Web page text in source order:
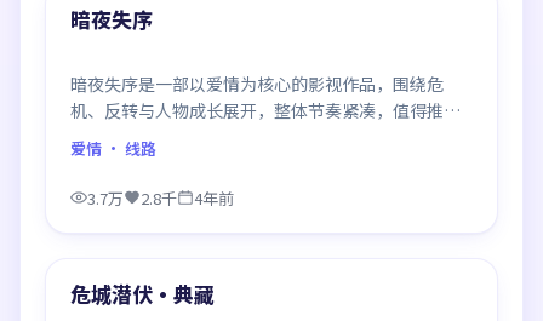
最新
暗夜失序
暗夜失序是一部以爱情为核心的影视作品，围绕危
机、反转与人物成长展开，整体节奏紧凑，值得推荐
观看。
爱情 · 线路
3.7万 2.8千 4年前
最新
危城潜伏·典藏